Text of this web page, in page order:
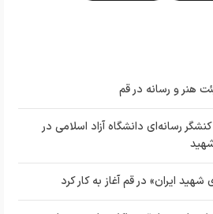
هنر و رسانه در قم
بیش از ۷ هزار کنشگر رسانه‌ای دانشگاه آزاد اسلامی در
ایران» در قم آغاز به کار کرد